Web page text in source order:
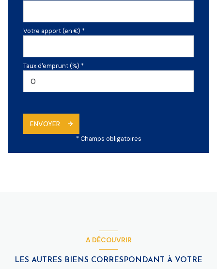
Votre apport (en €) *
Taux d'emprunt (%) *
ENVOYER
* Champs obligatoires
A DÉCOUVRIR
LES AUTRES BIENS CORRESPONDANT À VOTRE